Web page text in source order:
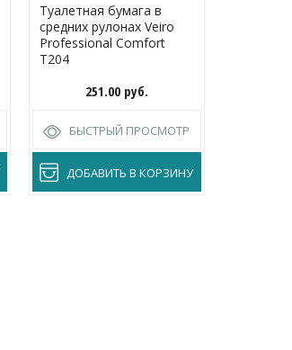
Туалетная бумага в
средних рулонах Veiro
Professional Comfort
T204
251.00 руб.
БЫСТРЫЙ ПРОСМОТР
ДОБАВИТЬ В КОРЗИНУ